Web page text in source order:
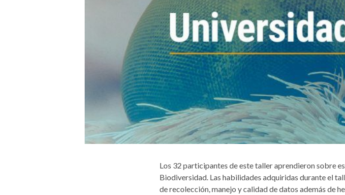
Los 32 participantes de este taller aprendieron sobre
Biodiversidad. Las habilidades adquiridas durante el
de recolección, manejo y calidad de datos además de